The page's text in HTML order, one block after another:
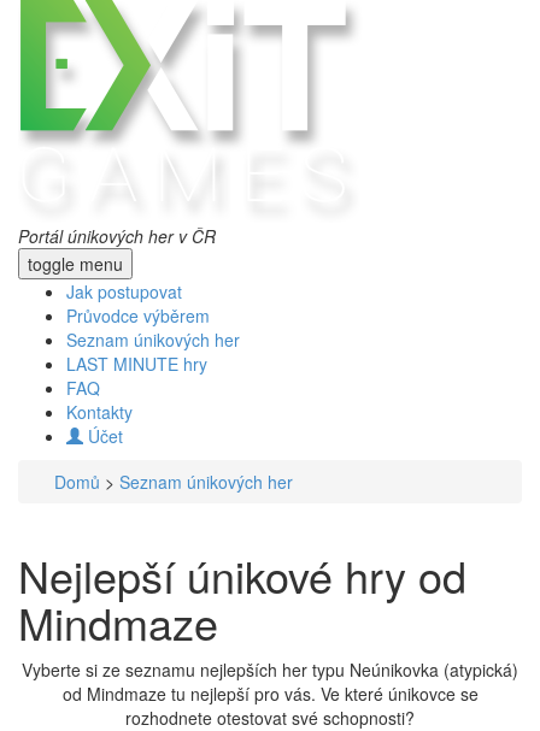
Portál únikových her v ČR
toggle menu
Jak postupovat
Průvodce výběrem
Seznam únikových her
LAST MINUTE hry
FAQ
Kontakty
Účet
Domů > Seznam únikových her
Nejlepší únikové hry od
Mindmaze
Vyberte si ze seznamu nejlepších her typu Neúnikovka (atypická)
od Mindmaze tu nejlepší pro vás. Ve které únikovce se
rozhodnete otestovat své schopnosti?